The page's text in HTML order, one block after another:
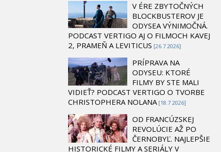
V ÉRE ZBYTOČNÝCH
BLOCKBUSTEROV JE
ODYSEA VÝNIMOČNÁ.
PODCAST VERTIGO AJ O FILMOCH KAVEJ
2, PRAMEŇ A LEVITICUS [26.7 2026]
PRÍPRAVA NA
ODYSEU: KTORÉ
FILMY BY STE MALI
VIDIEŤ? PODCAST VERTIGO O TVORBE
CHRISTOPHERA NOLANA [18.7 2026]
OD FRANCÚZSKEJ
REVOLÚCIE AŽ PO
ČERNOBYĽ. NAJLEPŠIE
HISTORICKÉ FILMY A SERIÁLY V